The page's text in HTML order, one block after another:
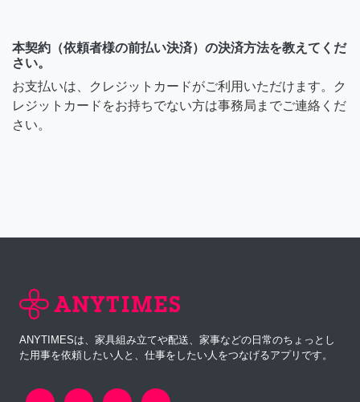
本契約（依頼者様の前払い決済）の決済方法を教えてくだ
さい。
お支払いは、クレジットカードがご利用いただけます。ク
レジットカードをお持ちでない方は事務局までご連絡くだ
さい。
ANYTIMESは、家具組み立てや配送、家事などの日常のちょっとし
た用事を依頼したい人と、仕事をしたい人をつなげるアプリです。